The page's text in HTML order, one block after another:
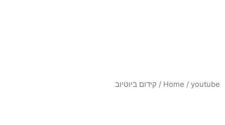
Home / youtube / קידום ביוטיוב